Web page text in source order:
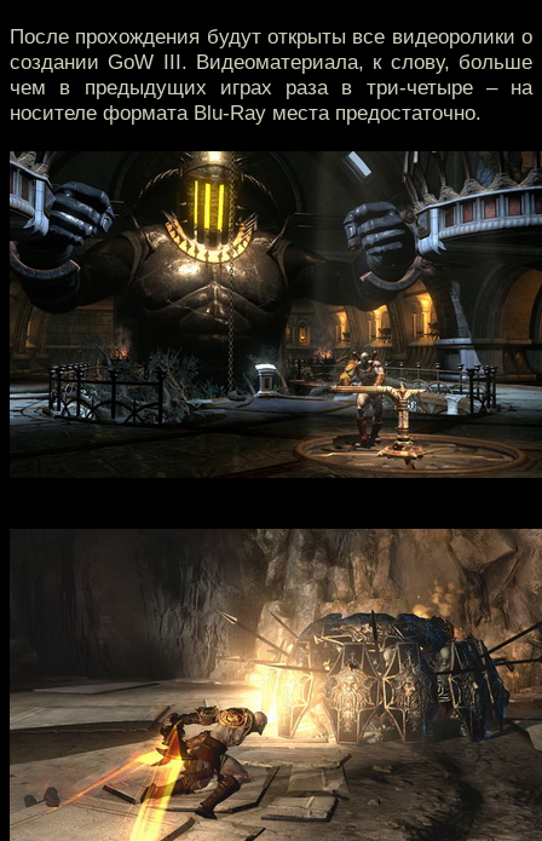
После прохождения будут открыты все видеоролики о
создании GoW III. Видеоматериала, к слову, больше
чем в предыдущих играх раза в три-четыре – на
носителе формата Blu-Ray места предостаточно.